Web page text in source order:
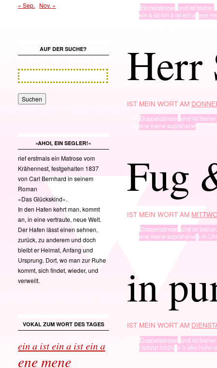
Einzelgänger, und ist bisher.
ein a ist ein a ist ein a,ene
Herr
IST MEIN WORT AM
Doppelgänger, und ist bisher.
ene mene suprahene
Fug
IST MEIN WORT AM
Doppelgänger, und ist bisher.
ene mene suprahene um
in
IST MEIN WORT AM
Doppelgänger, und ist bisher.
i tzibitzi hihihi,o ö oho hoho
« Sep. Nov. »
AUF DER SUCHE?
»AHOI, EIN SEGLER!«
rief erstmals ein Matrose vom
Krähennest, festgehalten 1837
von Carl Bernhard in seinem
Roman
»Das Glückskind«.
In den Hafen kehrt man, kommt
an, in eine vertraute, neue Welt.
Der Hafen lässt einen sehnen,
zurück, zu anderem und doch
bleibt er Heimat, Anfang und
Ursprung. Dort, wo man zur Ruhe
kommt, sich findet, wieder, und
verweilt.
VOKAL ZUM WORT DES TAGES
ein a ist ein a ist ein a
ene mene